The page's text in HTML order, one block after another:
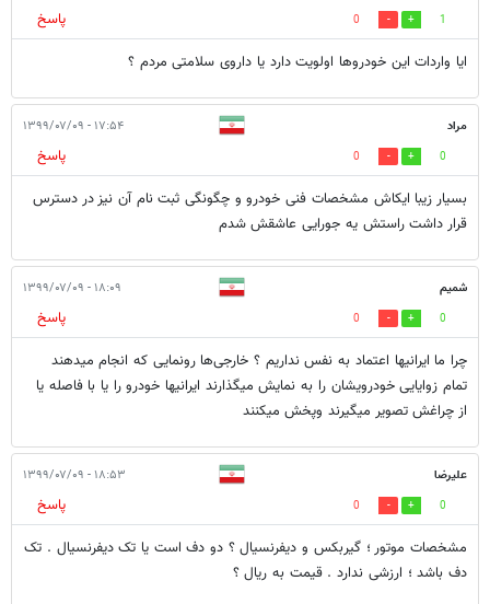
1
0
پاسخ
ایا واردات این خودروها اولویت دارد یا داروی سلامتی مردم ؟
مراد ۱۷:۵۴ - ۱۳۹۹/۰۷/۰۹
0
0
پاسخ
بسیار زیبا ایکاش مشخصات فنی خودرو و چگونگی ثبت نام آن نیز در دسترس
قرار داشت راستش یه جورایی عاشقش شدم
شمیم ۱۸:۰۹ - ۱۳۹۹/۰۷/۰۹
0
0
پاسخ
چرا ما ایرانیها اعتماد به نفس نداریم ؟ خارجی‌ها رونمایی که انجام میدهند
تمام زوایایی خودرویشان را به نمایش میگذارند ایرانیها خودرو را یا با فاصله یا
از چراغش تصویر میگیرند وپخش میکنند
علیرضا ۱۸:۵۳ - ۱۳۹۹/۰۷/۰۹
0
0
پاسخ
مشخصات موتور ؛ گیربکس و دیفرنسیال ؟ دو دف است یا تک دیفرنسیال . تک
دف باشد ؛ ارزشی ندارد . قیمت به ریال ؟